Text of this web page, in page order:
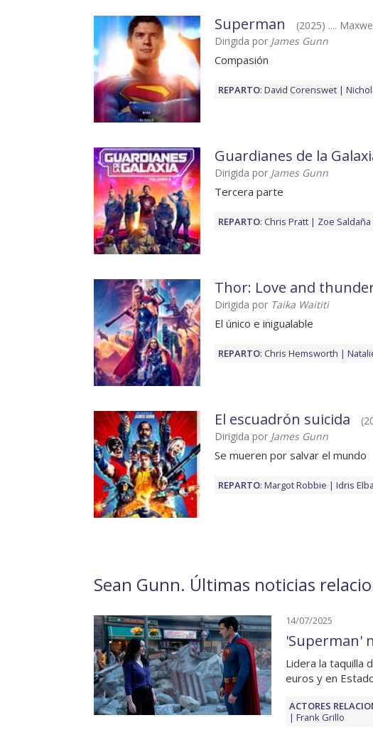
Superman
(2025) ....
Dirigida por James Gunn
Compasión
REPARTO: David Corenswet
Guardianes de la
Dirigida por James Gunn
Tercera parte
REPARTO: Chris Pratt Zoe Saldaña
Thor: Love and
Dirigida por Taika Waititi
El único e inigualable
REPARTO: Chris Hemsworth
El escuadrón suicida
Dirigida por James Gunn
Se mueren por salvar el mundo
REPARTO: Margot Robbie Idris Elba
Sean Gunn. Últimas noticias
14/07/2025
'Superman'
Lidera la taquilla
euros y en
ACTORES
Frank Grillo